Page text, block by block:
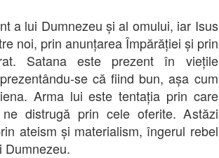
a lui Dumnezeu și al omului, iar Isus
noi, prin anunțarea Împărăției și prin
Satana este prezent în viețile
se că fiind bun, așa cum
Arma lui este tentația prin care
distrugă prin cele oferite. Astăzi
ateism și materialism, îngerul rebel
Dumnezeu.